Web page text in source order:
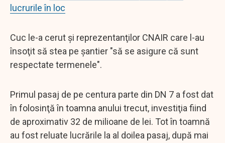
lucrurile în loc
Cuc le-a cerut şi reprezentanţilor CNAIR care l-au
însoţit să stea pe şantier "să se asigure că sunt
respectate termenele".
Primul pasaj de pe centura parte din DN 7 a fost dat
în folosinţă în toamna anului trecut, investiţia fiind
de aproximativ 32 de milioane de lei. Tot în toamnă
au fost reluate lucrările la al doilea pasaj, după mai